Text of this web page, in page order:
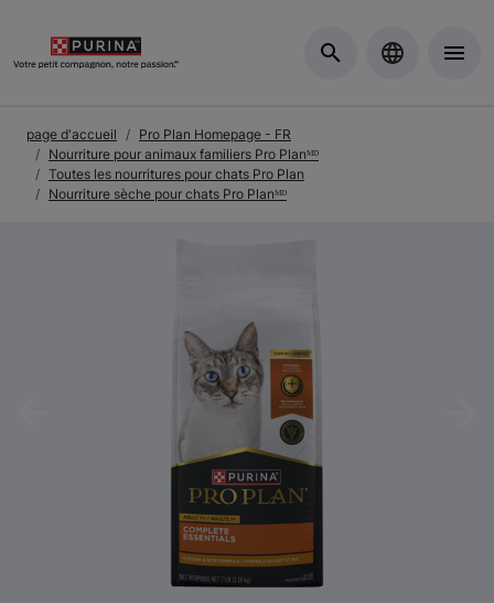
page d'accueil
Pro Plan Homepage - FR
Nourriture pour animaux familiers Pro Planᴹᴰ
Toutes les nourritures pour chats Pro Plan
Nourriture sèche pour chats Pro Planᴹᴰ